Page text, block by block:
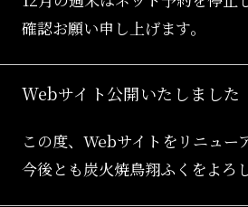
確認お願い申し上げます。
Webサイト公開いたしました
この度、Webサイトをリニュー
今後とも炭火焼鳥翔ふくをよろ